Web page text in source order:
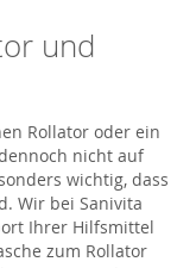
und
Rollator oder ein
nicht auf
wichtig, dass
Wir bei Sanivita
Ihrer Hilfsmittel
zum Rollator